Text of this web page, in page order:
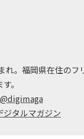
れ。福岡県在住の
。
@digimaga
ジタルマガジン